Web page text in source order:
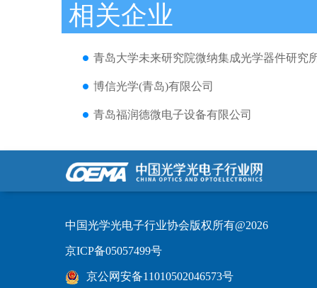
相关企业
青岛大学未来研究院微纳集成光学器件研究
博信光学(青岛)有限公司
青岛福润德微电子设备有限公司
中国光学光电子行业协会版权所有@2026
京ICP备05057499号
京公网安备11010502046573号